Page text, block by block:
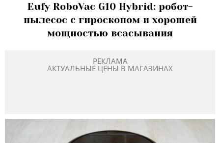
Eufy RoboVac G10 Hybrid: робот-
пылесос с гироскопом и хорошей
мощностью всасывания
РЕКЛАМА
АКТУАЛЬНЫЕ ЦЕНЫ В МАГАЗИНАХ